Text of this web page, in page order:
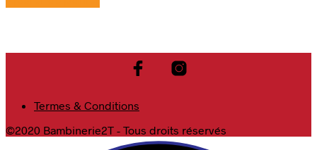
Termes & Conditions
©2020 Bambinerie2T - Tous droits réservés